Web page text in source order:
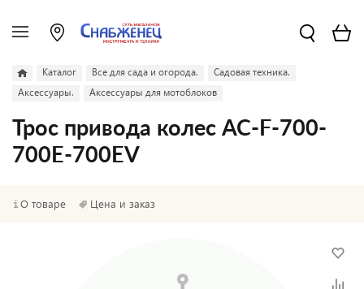
Каталог Все для сада и огорода.
Садовая техника.
Аксессуары.
Аксессуары для мотоблоков
Трос привода колес AC-F-700-
700E-700EV
О товаре Цена и заказ